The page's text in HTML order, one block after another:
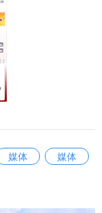
媒体
媒体